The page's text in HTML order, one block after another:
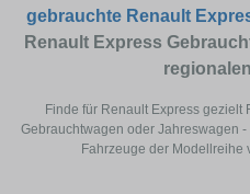
gebrauchte Renault
Renault Express
Finde für Renault Express gezielt
Gebrauchtwagen oder Jahreswagen
Fahrzeuge der Modellreihe